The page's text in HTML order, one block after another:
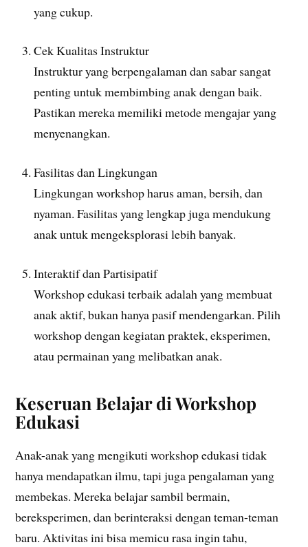
yang cukup.
Cek Kualitas Instruktur
Instruktur yang berpengalaman dan sabar sangat
penting untuk membimbing anak dengan baik.
Pastikan mereka memiliki metode mengajar yang
menyenangkan.
Fasilitas dan Lingkungan
Lingkungan workshop harus aman, bersih, dan
nyaman. Fasilitas yang lengkap juga mendukung
anak untuk mengeksplorasi lebih banyak.
Interaktif dan Partisipatif
Workshop edukasi terbaik adalah yang membuat
anak aktif, bukan hanya pasif mendengarkan. Pilih
workshop dengan kegiatan praktek, eksperimen,
atau permainan yang melibatkan anak.
Keseruan Belajar di Workshop
Edukasi
Anak-anak yang mengikuti workshop edukasi tidak
hanya mendapatkan ilmu, tapi juga pengalaman yang
membekas. Mereka belajar sambil bermain,
bereksperimen, dan berinteraksi dengan teman-teman
baru. Aktivitas ini bisa memicu rasa ingin tahu,